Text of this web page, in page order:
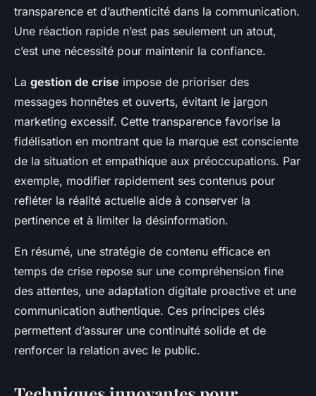
transparence et d’authenticité dans la communication.
Une réaction rapide n’est pas seulement un atout,
c’est une nécessité pour maintenir la confiance.
La gestion de crise impose de prioriser des
messages honnêtes et ouverts, évitant le jargon
marketing excessif. Cette transparence favorise la
fidélisation en montrant que la marque est consciente
de la situation et empathique aux préoccupations. Par
exemple, modifier rapidement ses contenus pour
refléter la réalité actuelle aide à conserver la
pertinence et à limiter la désinformation.
En résumé, une stratégie de contenu efficace en
temps de crise repose sur une compréhension fine
des attentes, une adaptation digitale proactive et une
communication authentique. Ces principes clés
permettent d’assurer une continuité solide et de
renforcer la relation avec le public.